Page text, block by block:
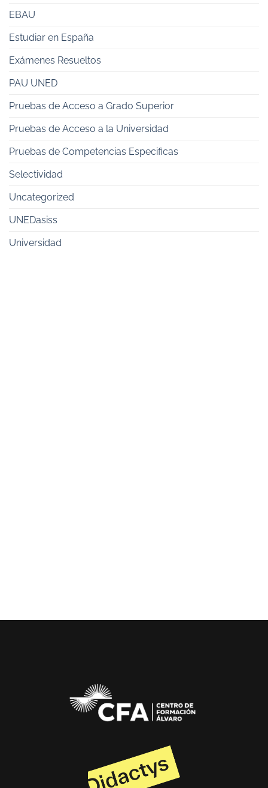
EBAU
Estudiar en España
Exámenes Resueltos
PAU UNED
Pruebas de Acceso a Grado Superior
Pruebas de Acceso a la Universidad
Pruebas de Competencias Especificas
Selectividad
Uncategorized
UNEDasiss
Universidad